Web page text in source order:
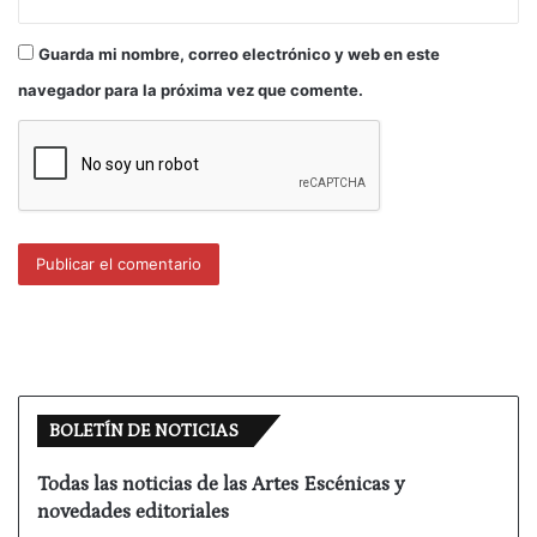
utópico) es recomendable, la igualdad de
posibilidades de recibir ayuda. Y se tienen que
filtros para no confundirse. Con todo lo que se vaya
siempre se pude sospechar de que existen
Otra cosa es que los resultados de todas las
convocatorias de ayudas o subvenciones
provoquen en los no premiados (y hasta en los
premiados), suspicacias varias. Y muchas de esas
Guarda mi nombre, correo electrónico y web en este
navegador para la próxima vez que comente.
BOLETÍN DE NOTICIAS
Todas las noticias de las Artes Escénicas y
novedades editoriales